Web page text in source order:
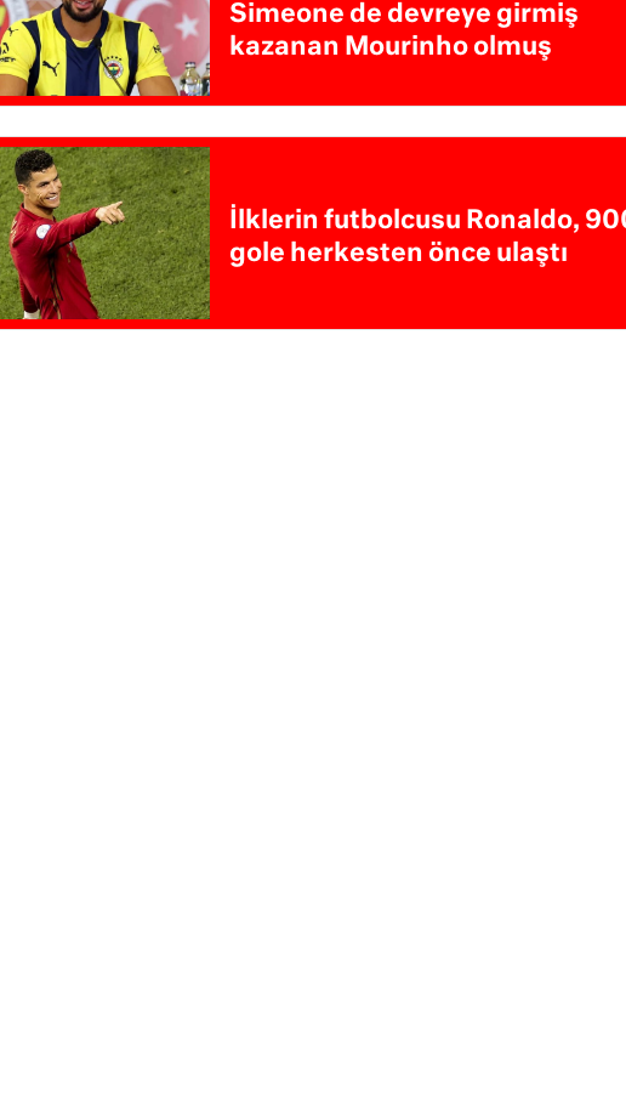
Simeone de devreye girmiş
kazanan Mourinho olmuş
İlklerin futbolcusu Ronaldo,
gole herkesten önce ulaştı